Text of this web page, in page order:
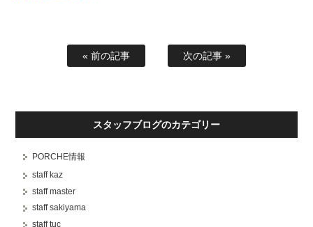
« 前の記事 次の記事 »
スタッフブログのカテゴリー
PORCHE情報
staff kaz
staff master
staff sakiyama
staff tuc